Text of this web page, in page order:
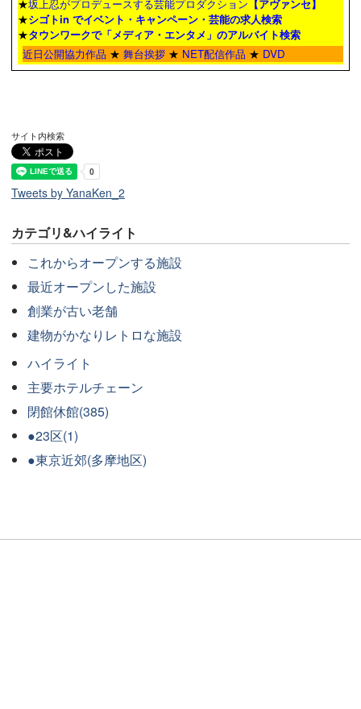
★坂上忍がプロデュースする芸能プロダクション 【アヴァンセ】
★シゴトin でイベント・キャンペーン・芸能の求人検索
★タウンワークで「メディア・エンタメ」のアルバイト検索
近日公開協力作品 ★ 舞台挨拶 ★ NET配信作品 ★ DVD
サイト内検索
Tweets by YanaKen_2
カテゴリ&ハイライト
これからオープンする施設
最近オープンした施設
創業が古い老舗
建物がかなりレトロな施設
ハイライト
主要ホテルチェーン
閉館休館(385)
●23区(1)
●東京近郊(多摩地区)